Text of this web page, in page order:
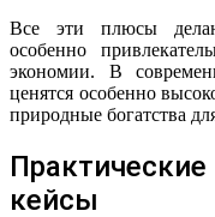
Все эти плюсы
особенно
экономии. В
ценятся особенно
природные богатства
кейсы